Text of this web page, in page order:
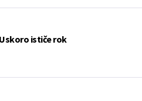
ističe rok